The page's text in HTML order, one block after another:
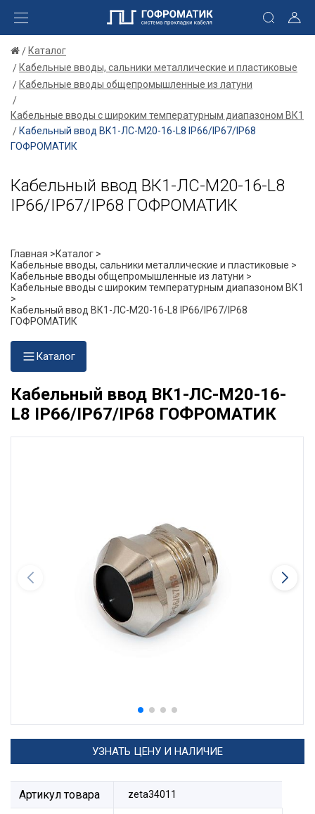
Каталог
Кабельные вводы, сальники металлические и пластиковые
Кабельные вводы общепромышленные из латуни
Кабельные вводы с широким температурным диапазоном ВК1
Кабельный ввод ВК1-ЛС-М20-16-L8 IP66/IP67/IP68
ГОФРОМАТИК
Кабельный ввод ВК1-ЛС-М20-16-L8
IP66/IP67/IP68 ГОФРОМАТИК
Главная >Каталог >
Кабельные вводы, сальники металлические и пластиковые >
Кабельные вводы общепромышленные из латуни >
Кабельные вводы с широким температурным диапазоном ВК1
>
Кабельный ввод ВК1-ЛС-М20-16-L8 IP66/IP67/IP68
ГОФРОМАТИК
Каталог
Кабельный ввод ВК1-ЛС-М20-16-
L8 IP66/IP67/IP68 ГОФРОМАТИК
УЗНАТЬ ЦЕНУ И НАЛИЧИЕ
Артикул товара zeta34011